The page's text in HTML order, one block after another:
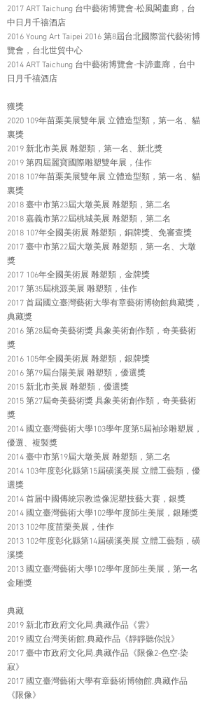
2017 ART Taichung 台中藝術博覽會-松風閣畫廊，台
中日月千禧酒店
2016 Young Art Taipei 2016 第8屆台北國際當代藝術博
覽會，台北世貿中心
2014 ART Taichung 台中藝術博覽會-卡諦畫廊，台中
日月千禧酒店
獲獎
2020 109年苗栗美展雙年展 立體造型類，第一名、貓
裏獎
2019 新北市美展 雕塑類，第一名、新北獎
2019 第四屆麗寶國際雕塑雙年展，佳作
2018 107年苗栗美展雙年展 立體造型類，第一名、貓
裏獎
2018 臺中市第23屆大墩美展 雕塑類，第二名
2018 嘉義市第22屆桃城美展 雕塑類，第二名
2018 107年全國美術展 雕塑類，銅牌獎、免審查獎
2017 臺中市第22屆大墩美展 雕塑類，第一名、大墩
獎
2017 106年全國美術展 雕塑類，金牌獎
2017 第35屆桃源美展 雕塑類，佳作
2017 首屆國立臺灣藝術大學有章藝術博物館典藏獎，
典藏獎
2016 第28屆奇美藝術獎 具象美術創作類，奇美藝術
獎
2016 105年全國美術展 雕塑類，銀牌獎
2016 第79屆台陽美展 雕塑類，優選獎
2015 新北市美展 雕塑類，優選獎
2015 第27屆奇美藝術獎 具象美術創作類，奇美藝術
獎
2014 國立臺灣藝術大學103學年度第5屆袖珍雕塑展，
優選、複製獎
2014 臺中市第19屆大墩美展 雕塑類，第二名
2014 103年度彰化縣第15屆磺溪美展 立體工藝類，優
選獎
2014 首届中國傳統宗教造像泥塑技藝大賽，銀獎
2014 國立臺灣藝術大學102學年度師生美展，銀雕獎
2013 102年度苗栗美展，佳作
2013 102年度彰化縣第14屆磺溪美展 立體工藝類，磺
溪獎
2013 國立臺灣藝術大學102學年度師生美展，第一名
金雕獎
典藏
2019 新北市政府文化局,典藏作品《雲》
2019 國立台灣美術館,典藏作品《靜靜聽你說》
2017 臺中市政府文化局,典藏作品《限像2-色空‧染
寂》
2017 國立臺灣藝術大學有章藝術博物館,典藏作品
《限像》